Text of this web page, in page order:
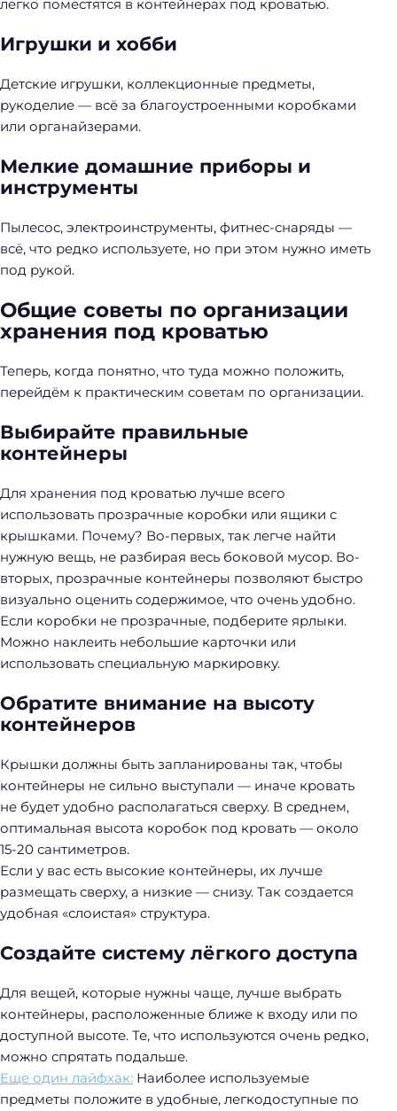
легко поместятся в контейнерах под кроватью.
Игрушки и хобби
Детские игрушки, коллекционные предметы,
рукоделие — всё за благоустроенными коробками
или органайзерами.
Мелкие домашние приборы и
инструменты
Пылесос, электроинструменты, фитнес-снаряды —
всё, что редко используете, но при этом нужно иметь
под рукой.
Общие советы по организации
хранения под кроватью
Теперь, когда понятно, что туда можно положить,
перейдём к практическим советам по организации.
Выбирайте правильные
контейнеры
Для хранения под кроватью лучше всего
использовать прозрачные коробки или ящики с
крышками. Почему? Во-первых, так легче найти
нужную вещь, не разбирая весь боковой мусор. Во-
вторых, прозрачные контейнеры позволяют быстро
визуально оценить содержимое, что очень удобно.
Если коробки не прозрачные, подберите ярлыки.
Можно наклеить небольшие карточки или
использовать специальную маркировку.
Обратите внимание на высоту
контейнеров
Крышки должны быть запланированы так, чтобы
контейнеры не сильно выступали — иначе кровать
не будет удобно располагаться сверху. В среднем,
оптимальная высота коробок под кровать — около
15-20 сантиметров.
Если у вас есть высокие контейнеры, их лучше
размещать сверху, а низкие — снизу. Так создается
удобная «слоистая» структура.
Создайте систему лёгкого доступа
Для вещей, которые нужны чаще, лучше выбрать
контейнеры, расположенные ближе к входу или по
доступной высоте. Те, что используются очень редко,
можно спрятать подальше.
Еще один лайфхак: Наиболее используемые
предметы положите в удобные, легкодоступные по